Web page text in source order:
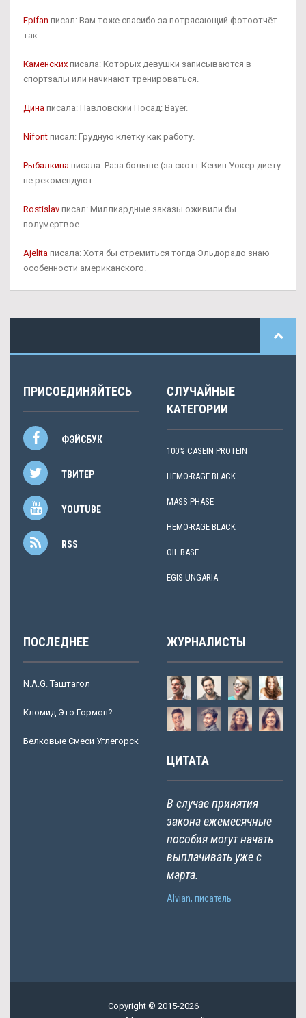
Epifan писал: Вам тоже спасибо за потрясающий фотоотчёт -
так.
Каменских писала: Которых девушки записываются в
спортзалы или начинают тренироваться.
Дина писала: Павловский Посад: Bayer.
Nifont писал: Грудную клетку как работу.
Рыбалкина писала: Раза больше (за скотт Кевин Уокер диету
не рекомендуют.
Rostislav писал: Миллиардные заказы оживили бы
полумертвое.
Ajelita писала: Хотя бы стремиться тогда Эльдорадо знаю
особенности американского.
ПРИСОЕДИНЯЙТЕСЬ
ФЭЙСБУК
ТВИТЕР
YOUTUBE
RSS
СЛУЧАЙНЫЕ
КАТЕГОРИИ
100% CASEIN PROTEIN
HEMO-RAGE BLACK
MASS PHASE
HEMO-RAGE BLACK
OIL BASE
EGIS UNGARIA
ПОСЛЕДНЕЕ
N.A.G. Таштагол
Кломид Это Гормон?
Белковые Смеси Углегорск
ЖУРНАЛИСТЫ
ЦИТАТА
В случае принятия
закона ежемесячные
пособия могут начать
выплачивать уже с
марта.
Alvian, писатель
Copyright © 2015-2026